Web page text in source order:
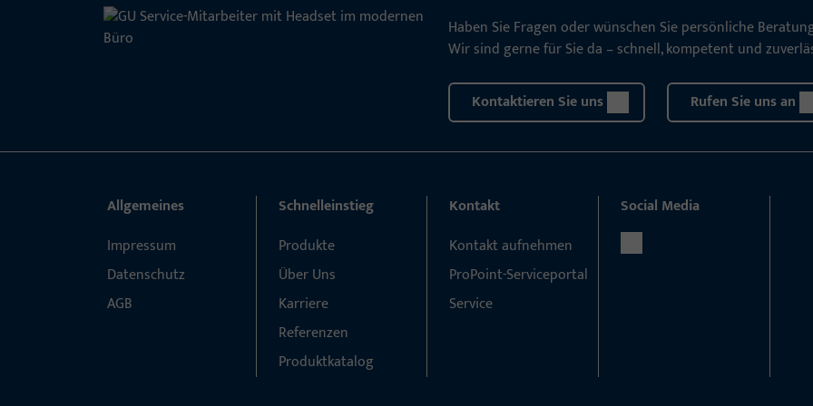
Haben Sie Fragen oder wünschen Sie persönliche
Wir sind gerne für Sie da – schnell, kompetent und
Kontaktieren Sie uns Rufen Sie uns an
Allgemeines
Impressum
Datenschutz
AGB
Schnelleinstieg
Produkte
Über Uns
Karriere
Referenzen
Produktkatalog
Kontakt
Kontakt aufnehmen
ProPoint-Serviceportal
Service
Social Media